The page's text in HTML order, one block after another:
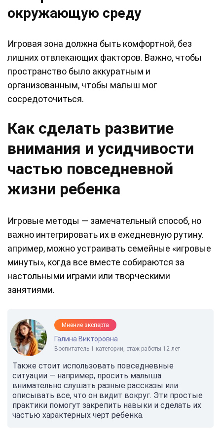
окружающую среду
Игровая зона должна быть комфортной, без
лишних отвлекающих факторов. Важно, чтобы
пространство было аккуратным и
организованным, чтобы малыш мог
сосредоточиться.
Как сделать развитие
внимания и усидчивости
частью повседневной
жизни ребенка
Игровые методы — замечательный способ, но
важно интегрировать их в ежедневную рутину.
апример, можно устраивать семейные «игровые
минуты», когда все вместе собираются за
настольными играми или творческими
занятиями.
Мнение эксперта
Галина Викторовна
Воспитатель 1 категории, стаж работы 12 лет
Также стоит использовать повседневные
ситуации — например, просить малыша
внимательно слушать разные рассказы или
описывать все, что он видит вокруг. Эти простые
практики помогут закрепить навыки и сделать их
частью характерных черт ребенка.